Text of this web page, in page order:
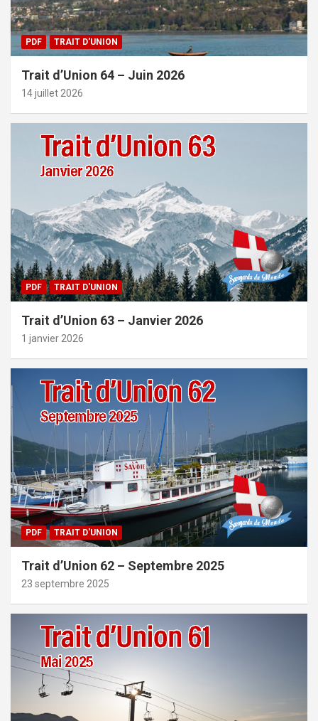
PDF TRAIT D'UNION
Trait d’Union 64 – Juin 2026
14 juillet 2026
PDF TRAIT D'UNION
Trait d’Union 63 – Janvier 2026
1 janvier 2026
PDF TRAIT D'UNION
Trait d’Union 62 – Septembre 2025
23 septembre 2025